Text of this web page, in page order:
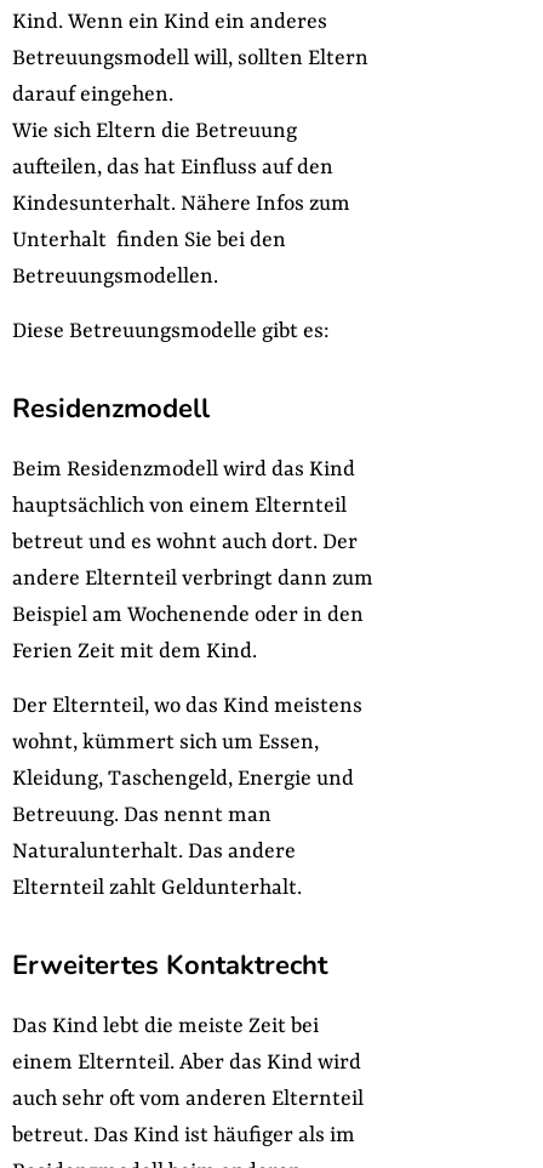
Kind. Wenn ein Kind ein anderes
Betreuungsmodell will, sollten Eltern
darauf eingehen.
Wie sich Eltern die Betreuung
aufteilen, das hat Einfluss auf den
Kindesunterhalt. Nähere Infos zum
Unterhalt finden Sie bei den
Betreuungsmodellen.
Diese Betreuungsmodelle gibt es:
Residenzmodell
Beim Residenzmodell wird das Kind
hauptsächlich von einem Elternteil
betreut und es wohnt auch dort. Der
andere Elternteil verbringt dann zum
Beispiel am Wochenende oder in den
Ferien Zeit mit dem Kind.
Der Elternteil, wo das Kind meistens
wohnt, kümmert sich um Essen,
Kleidung, Taschengeld, Energie und
Betreuung. Das nennt man
Naturalunterhalt. Das andere
Elternteil zahlt Geldunterhalt.
Erweitertes Kontaktrecht
Das Kind lebt die meiste Zeit bei
einem Elternteil. Aber das Kind wird
auch sehr oft vom anderen Elternteil
betreut. Das Kind ist häufiger als im